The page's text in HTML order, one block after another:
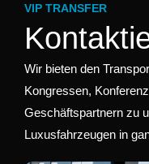
VIP TRANSFER
Wir bieten den
Kongressen,
Geschäftspartnern zu
Luxusfahrzeugen in